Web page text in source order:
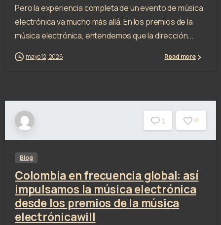
Pero la experiencia completa de un evento de música
electrónica va mucho más allá. En los premios de la
música electrónica, entendemos que la dirección...
mayo 12, 2026 Read more
1 0
Blog
Colombia en frecuencia global: así
impulsamos la música electrónica
desde los premios de la música
electrónicawill